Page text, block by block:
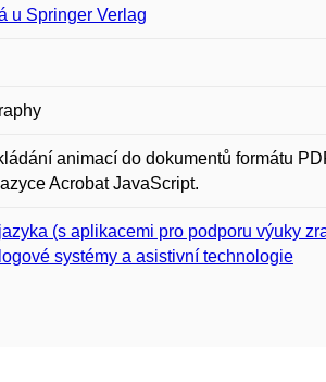
u Springer Verlag
animací do dokumentů formátu
Acrobat JavaScript.
(s aplikacemi pro podporu výuky
systémy a asistivní technologie